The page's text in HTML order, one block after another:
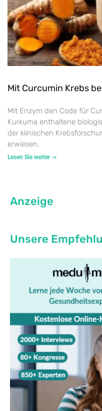
Mit Curcumin Krebs
Mit Enzym den Code für
Kurkuma enthaltene
der klinischen
erwiesen.
Lesen Sie weiter ->
Anzeige
Unsere